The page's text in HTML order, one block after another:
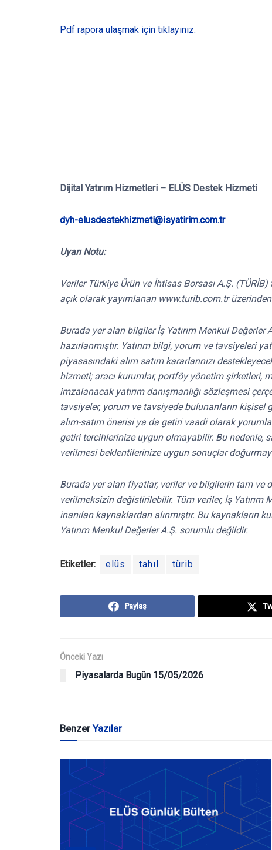
Pdf rapora ulaşmak için tıklayınız.
Dijital Yatırım Hizmetleri – ELÜS Destek Hizmeti
dyh-elusdestekhizmeti@isyatirim.com.tr
Uyarı Notu:
Veriler Türkiye Ürün ve İhtisas Borsası A.Ş.
açık olarak yayımlanan www.turib.com.tr
Burada yer alan bilgiler İş Yatırım Menkul
hazırlanmıştır. Yatırım bilgi, yorum ve tavsiyeleri
piyasasındaki alım satım kararlarınızı
hizmeti; aracı kurumlar, portföy yönetim şirketleri,
imzalanacak yatırım danışmanlığı sözleşmesi
tavsiyeler, yorum ve tavsiyede bulunanların kişisel
alım-satım önerisi ya da getiri vaadi olarak
getiri tercihlerinize uygun olmayabilir. Bu nedenle,
verilmesi beklentilerinize uygun sonuçlar
Burada yer alan fiyatlar, veriler ve bilgilerin tam ve
verilmeksizin değistirilebilir. Tüm veriler, İş
inanılan kaynaklardan alınmıştır. Bu kaynakların
Yatırım Menkul Değerler A.Ş. sorumlu değildir.
Etiketler: elüs tahıl türib
Paylaş
Önceki Yazı
Piyasalarda Bugün 15/05/2026
BenzerYazılar